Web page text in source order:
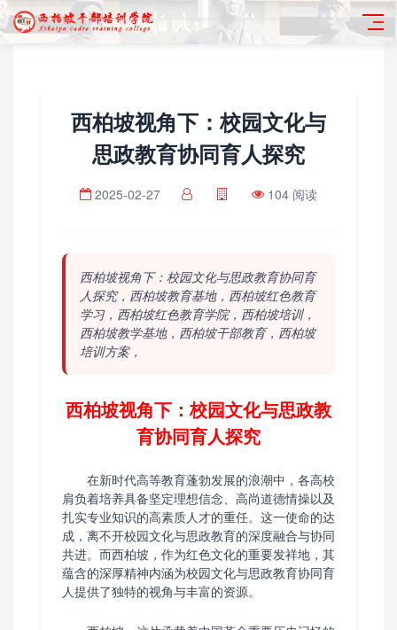
西柏坡视角下：校园文化与
思政教育协同育人探究
2025-02-27 104 阅读
西柏坡视角下：校园文化与思政教育协同育
人探究，西柏坡教育基地，西柏坡红色教育
学习，西柏坡红色教育学院，西柏坡培训，
西柏坡教学基地，西柏坡干部教育，西柏坡
培训方案，
西柏坡视角下：校园文化与思政教
育协同育人探究
在新时代高等教育蓬勃发展的浪潮中，各高校
肩负着培养具备坚定理想信念、高尚道德情操以及
扎实专业知识的高素质人才的重任。这一使命的达
成，离不开校园文化与思政教育的深度融合与协同
共进。而西柏坡，作为红色文化的重要发祥地，其
蕴含的深厚精神内涵为校园文化与思政教育协同育
人提供了独特的视角与丰富的资源。